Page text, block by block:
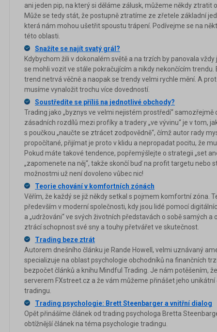
ani jeden pip, na který si děláme zálusk, můžeme někdy ztratit
Může se tedy stát, že postupně ztratíme ze zřetele základní
která nám mohou ušetřit spoustu trápení. Podívejme se na
této oblasti.
Snažíte se najít svatý grál?
Kdybychom žili v dokonalém světě a na trzích by panovala
se mohli vozit ve stále pokračujícím a nikdy nekončícím trendu.
trend netrvá věčně a naopak se trendy velmi rychle mění. A
musíme vynaložit trochu více dovedností.
Soustředíte se příliš na jednotlivé obchody?
Trading jako „byznys ve velmi nejistém prostředí“
zásadních rozdílů mezi profíky a tradery „ve vývinu“ je v tom,
s poučkou „naučte se ztrácet zodpovědně“, čímž autor rady
propočítané, přijímat je proto v klidu a nepropadat pocitu, že
Pokud máte takové tendence, popřemýšlejte o strategii „set
„zapomenete na něj“, takže skončí buď na profit targetu nebo
možnostmi už není dovoleno vůbec nic!
Teorie chování v komfortních zónách
Věřím, že každý se již někdy setkal s pojmem komfortní zóna.
především v moderní společnosti, kdy jsou lidé pomocí
a „udržováni“ ve svých životních představách o sobě samých a
ztrácí schopnost své sny a touhy přetvářet ve skutečnost.
Trading beze ztrát
Autorem dnešního článku je Rande Howell, velmi uznávaný
specializuje na oblast psychologie obchodníků na finančních
bezpočet článků a knihu Mindful Trading. Je nám potěšením,
serverem FXstreet.cz a že vám můžeme přinášet jeho
tradingu.
Trading psychologie: Brett Steenbarger a vnitřní dialog
Opět přinášíme článek od trading psychologa Bretta
obtížnější článek na téma psychologie tradingu.